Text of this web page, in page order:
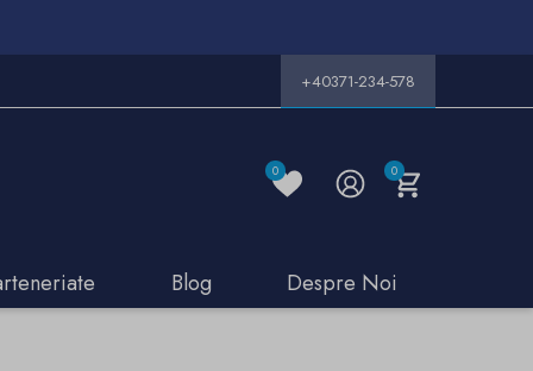
+40371-234-578
0 0
Blog Despre Noi